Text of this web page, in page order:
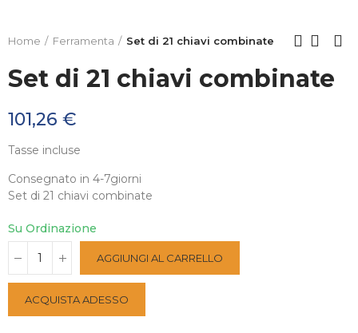
Home Ferramenta Set di 21 chiavi combinate
Set di 21 chiavi combinate
101,26 €
Tasse incluse
Consegnato in 4-7giorni
Set di 21 chiavi combinate
Su Ordinazione
AGGIUNGI AL CARRELLO
ACQUISTA ADESSO